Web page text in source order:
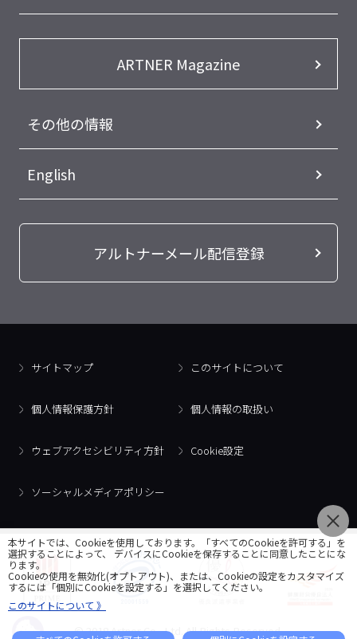
ARTNER Magazine
その他の情報
English
アルトナーメール配信登録
サイトマップ このサイトについて
個人情報保護方針 個人情報の取扱い
ウェブアクセシビリティ方針 Cookie設定
ソーシャルメディアポリシー
© 2018 Artner Co., Ltd. All Rights Reserved.
本サイトでは、Cookieを使用しております。「すべてのCookieを許可する」を
選択することによって、 デバイスにCookieを保存することに同意したことにな
ります。
Cookieの使用を無効化(オプトアウト)、または、Cookieの設定をカスタマイズ
するには「個別にCookieを設定する」を選択してください。
このサイトについて 》